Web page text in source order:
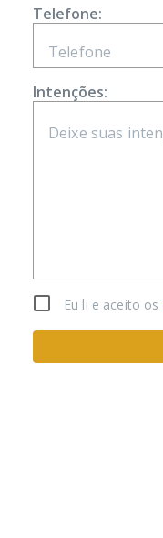
Telefone:
Intenções:
Eu li e aceito os